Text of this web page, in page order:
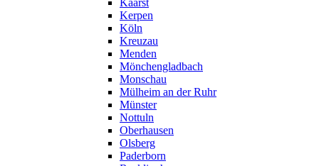
Kaarst
Kerpen
Köln
Kreuzau
Menden
Mönchengladbach
Monschau
Mülheim an der Ruhr
Münster
Nottuln
Oberhausen
Olsberg
Paderborn